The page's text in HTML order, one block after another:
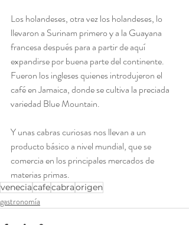
Los holandeses, otra vez los holandeses, lo
llevaron a Surinam primero y a la Guayana
francesa después para a partir de aquí
expandirse por buena parte del continente.
Fueron los ingleses quienes introdujeron el
café en Jamaica, donde se cultiva la preciada
variedad Blue Mountain.
Y unas cabras curiosas nos llevan a un
producto básico a nivel mundial, que se
comercia en los principales mercados de
materias primas.
veneciacafecabraorigen
gastronomía